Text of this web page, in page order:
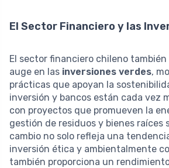
El Sector Financiero y las
El sector financiero chileno
auge en las inversiones verdes,
prácticas que apoyan la
inversión y bancos están cada vez
con proyectos que promueven la
gestión de residuos y bienes raíces
cambio no solo refleja una
inversión ética y ambientalmente
también proporciona un